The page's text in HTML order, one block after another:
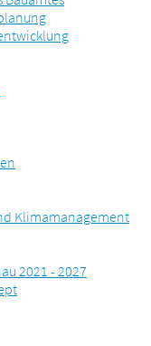
Klimamanagement
2021 - 2027